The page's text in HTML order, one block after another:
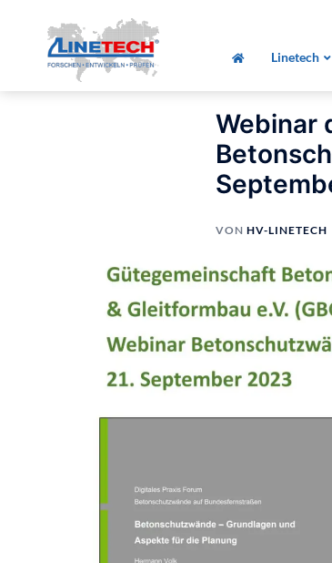
springen
Linetech
Startseite
September 2023
Webinar
VON HV-LINETECH